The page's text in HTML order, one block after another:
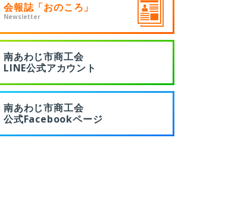
会報誌「おのころ」
Newsletter
南あわじ市商工会
LINE公式アカウント
南あわじ市商工会
公式Facebookページ